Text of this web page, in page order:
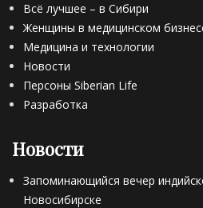
Всё лучшее – в Сибири
Женщины в медицинском
Медицина и технологии
Новости
Персоны Siberian Life
Разработка
Новости
Запоминающийся вечер
Новосибирске